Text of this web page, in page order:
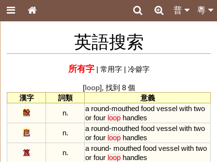
粵
普
英語搜索
所有字| 常用字| 冷僻字
[loop], 找到 8 個
漢字
詞類
意義
𣪘
n.
a round-mouthed food vessel with two
or four loop handles
皀
n.
a round-mouthed food vessel with two
or four loop handles
簋
n.
a round- mouthed food vessel with two
or four loop handles